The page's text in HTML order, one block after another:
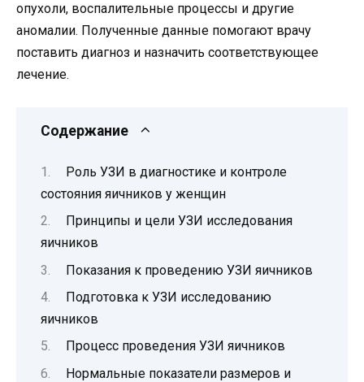
опухоли, воспалительные процессы и другие
аномалии. Полученные данные помогают врачу
поставить диагноз и назначить соответствующее
лечение.
Содержание
Роль УЗИ в диагностике и контроле
состояния яичников у женщин
Принципы и цели УЗИ исследования
яичников
Показания к проведению УЗИ яичников
Подготовка к УЗИ исследованию
яичников
Процесс проведения УЗИ яичников
Нормальные показатели размеров и